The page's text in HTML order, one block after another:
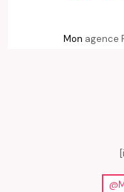
Mon agence